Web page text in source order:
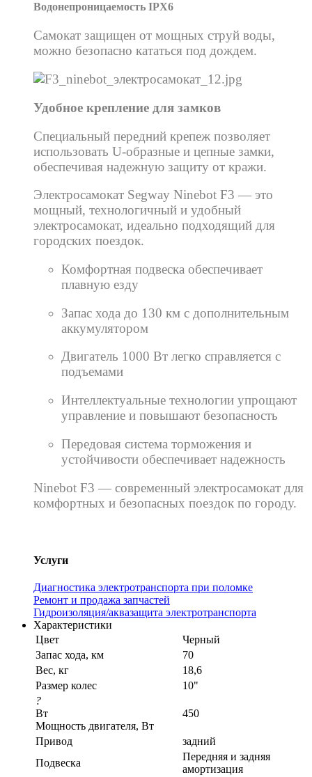
Водонепроницаемость IPX6
Самокат защищен от мощных струй воды,
можно безопасно кататься под дождем.
Удобное крепление для замков
Специальный передний крепеж позволяет
использовать U-образные и цепные замки,
обеспечивая надежную защиту от кражи.
Электросамокат Segway Ninebot F3 — это
мощный, технологичный и удобный
электросамокат, идеально подходящий для
городских поездок.
Комфортная подвеска обеспечивает
плавную езду
Запас хода до 130 км с дополнительным
аккумулятором
Двигатель 1000 Вт легко справляется с
подъемами
Интеллектуальные технологии упрощают
управление и повышают безопасность
Передовая система торможения и
устойчивости обеспечивает надежность
Ninebot F3 — современный электросамокат для
комфортных и безопасных поездок по городу.
Услуги
Диагностика электротранспорта при поломке
Ремонт и продажа запчастей
Гидроизоляция/аквазащита электротранспорта
Характеристики
Цвет
Черный
Запас хода, км
70
Вес, кг
18,6
Размер колес
10"
?
Вт
Мощность двигателя, Вт
450
Привод
задний
Подвеска
Передняя и задняя
амортизация